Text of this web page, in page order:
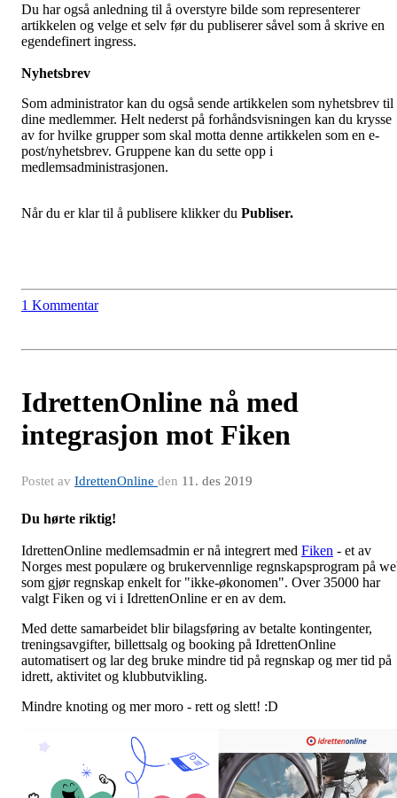
Du har også anledning til å overstyre bilde som representerer
artikkelen og velge et selv før du publiserer såvel som å skrive en
egendefinert ingress.
Nyhetsbrev
Som administrator kan du også sende artikkelen som nyhetsbrev til
dine medlemmer. Helt nederst på forhåndsvisningen kan du krysse
av for hvilke grupper som skal motta denne artikkelen som en e-
post/nyhetsbrev. Gruppene kan du sette opp i
medlemsadministrasjonen.
Når du er klar til å publisere klikker du Publiser.
1 Kommentar
IdrettenOnline nå med
integrasjon mot Fiken
Postet av IdrettenOnline den 11. des 2019
Du hørte riktig!
IdrettenOnline medlemsadmin er nå integrert med Fiken - et av
Norges mest populære og brukervennlige regnskapsprogram på
som gjør regnskap enkelt for "ikke-økonomen". Over 35000 har
valgt Fiken og vi i IdrettenOnline er en av dem.
Med dette samarbeidet blir bilagsføring av betalte kontingenter,
treningsavgifter, billettsalg og booking på IdrettenOnline
automatisert og lar deg bruke mindre tid på regnskap og mer tid på
idrett, aktivitet og klubbutvikling.
Mindre knoting og mer moro - rett og slett! :D